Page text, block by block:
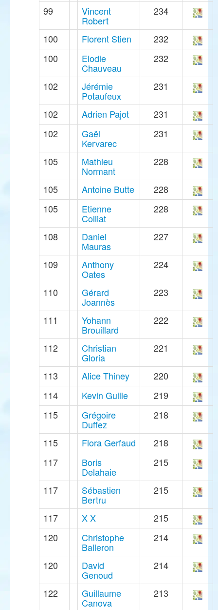
99 Vincent
Robert
234
100 Florent Stien
232
100
Elodie
Chauveau
232
102 Jérémie
Potaufeux
231
102 Adrien Pajot
231
102
Gaël
Kervarec
231
105 Mathieu
Normant
228
105 Antoine Butte
228
105
Etienne
Colliat
228
108 Daniel
Mauras
227
109 Anthony
Oates
224
110 Gérard
Joannès
223
111 Yohann
Brouillard
222
112 Christian
Gloria
221
113 Alice Thiney
220
114
Kevin Guille
219
115
Grégoire
Duffez
218
115 Flora Gerfaud
218
117
Boris
Delahaie
215
117 Sébastien
Bertru
215
117 X X
215
120
Christophe
Balleron
214
120 David
Genoud
214
122 Guillaume
Canova
213